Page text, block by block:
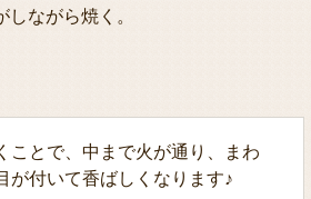
ながら焼く。
ことで、中まで火が通り、まわ
が付いて香ばしくなります♪